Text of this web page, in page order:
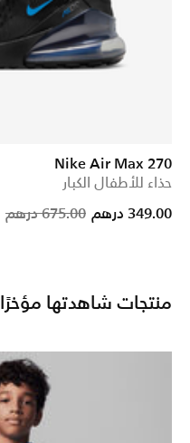
Nike Air Max 270
حذاء للأطفال الكبار
Price
675.00 درهم to
349.00 درهم
منتجات شاهدتها مؤخرًا